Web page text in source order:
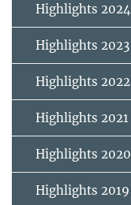
Highlights 2024
Highlights 2023
Highlights 2022
Highlights 2021
Highlights 2020
Highlights 2019